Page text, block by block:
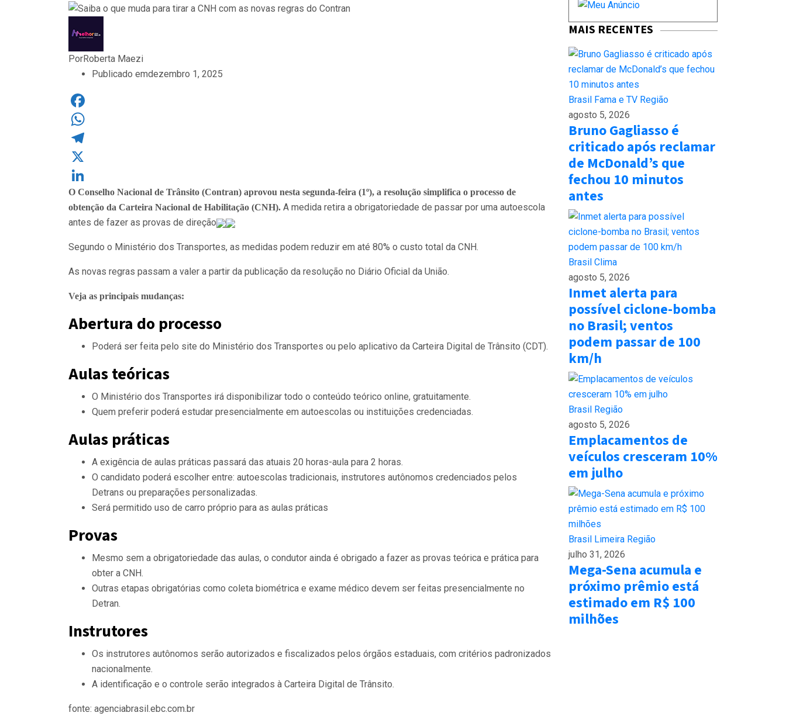
PorRoberta Maezi
Publicado emdezembro 1, 2025
Facebook
WhatsApp
Telegram
X
LinkedIn
O Conselho Nacional de Trânsito (Contran) aprovou nesta segunda-feira (1º), a resolução simplifica o processo de
obtenção da Carteira Nacional de Habilitação (CNH). A medida retira a obrigatoriedade de passar por uma autoescola
antes de fazer as provas de direção
Segundo o Ministério dos Transportes, as medidas podem reduzir em até 80% o custo total da CNH.
As novas regras passam a valer a partir da publicação da resolução no Diário Oficial da União.
Veja as principais mudanças:
Abertura do processo
Poderá ser feita pelo site do Ministério dos Transportes ou pelo aplicativo da Carteira Digital de Trânsito (CDT).
Aulas teóricas
O Ministério dos Transportes irá disponibilizar todo o conteúdo teórico online, gratuitamente.
Quem preferir poderá estudar presencialmente em autoescolas ou instituições credenciadas.
Aulas práticas
A exigência de aulas práticas passará das atuais 20 horas-aula para 2 horas.
O candidato poderá escolher entre: autoescolas tradicionais, instrutores autônomos credenciados pelos
Detrans ou preparações personalizadas.
Será permitido uso de carro próprio para as aulas práticas
Provas
Mesmo sem a obrigatoriedade das aulas, o condutor ainda é obrigado a fazer as provas teórica e prática para
obter a CNH.
Outras etapas obrigatórias como coleta biométrica e exame médico devem ser feitas presencialmente no
Detran.
Instrutores
Os instrutores autônomos serão autorizados e fiscalizados pelos órgãos estaduais, com critérios padronizados
nacionalmente.
A identificação e o controle serão integrados à Carteira Digital de Trânsito.
fonte: agenciabrasil.ebc.com.br
MAIS RECENTES
Brasil Fama e TV Região
agosto 5, 2026
Bruno Gagliasso é
criticado após reclamar
de McDonald’s que
fechou 10 minutos
antes
Brasil Clima
agosto 5, 2026
Inmet alerta para
possível ciclone-bomba
no Brasil; ventos
podem passar de 100
km/h
Brasil Região
agosto 5, 2026
Emplacamentos de
veículos cresceram 10%
em julho
Brasil Limeira Região
julho 31, 2026
Mega-Sena acumula e
próximo prêmio está
estimado em R$ 100
milhões